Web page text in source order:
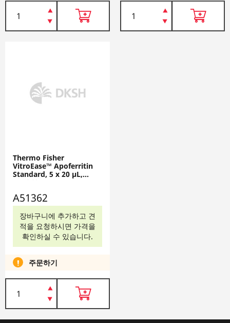
Thermo Fisher
VitroEase™ Apoferritin
Standard, 5 x 20 µL,
A51362
A51362
장바구니에 추가하고 견
적을 요청하시면 가격을
확인하실 수 있습니다.
주문하기